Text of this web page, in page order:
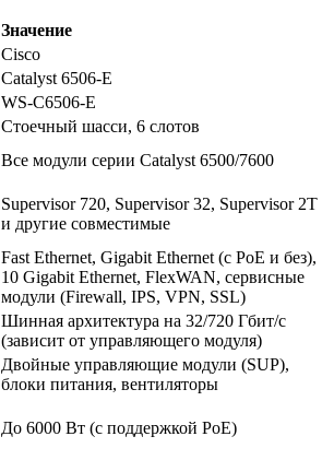
Значение
Cisco
Catalyst 6506-E
WS-C6506-E
Стоечный шасси, 6 слотов
Все модули серии Catalyst 6500/7600
Supervisor 720, Supervisor 32, Supervisor 2T
и другие совместимые
Fast Ethernet, Gigabit Ethernet (с PoE и без),
10 Gigabit Ethernet, FlexWAN, сервисные
модули (Firewall, IPS, VPN, SSL)
Шинная архитектура на 32/720 Гбит/с
(зависит от управляющего модуля)
Двойные управляющие модули (SUP),
блоки питания, вентиляторы
До 6000 Вт (с поддержкой PoE)